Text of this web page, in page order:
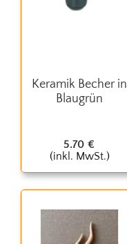
Keramik Becher in
Blaugrün
5.70 €
(inkl. MwSt.)